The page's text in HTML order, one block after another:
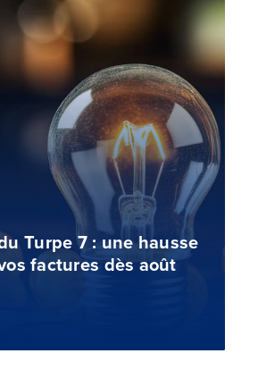
Turpe 7 : une hausse
factures dès août